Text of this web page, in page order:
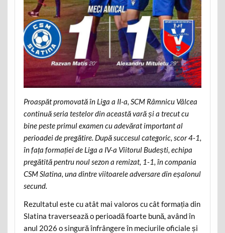
Proaspăt promovată în Liga a II-a, SCM Râmnicu Vâlcea
continuă seria testelor din această vară și a trecut cu
bine peste primul examen cu adevărat important al
perioadei de pregătire. După succesul categoric, scor 4-1,
în fața formației de Liga a IV-a Viitorul Budești, echipa
pregătită pentru noul sezon a remizat, 1-1, în compania
CSM Slatina, una dintre viitoarele adversare din eșalonul
secund.
Rezultatul este cu atât mai valoros cu cât formația din
Slatina traversează o perioadă foarte bună, având în
anul 2026 o singură înfrângere în meciurile oficiale și